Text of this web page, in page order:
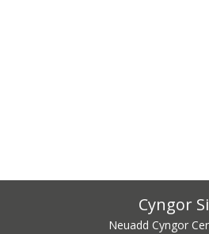
Cyngor
Neuadd Cyngor